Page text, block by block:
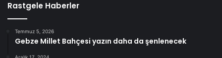
Rastgele Haberler
Temmuz 5, 2026
Gebze Millet Bahçesi yazın daha da şenlenecek